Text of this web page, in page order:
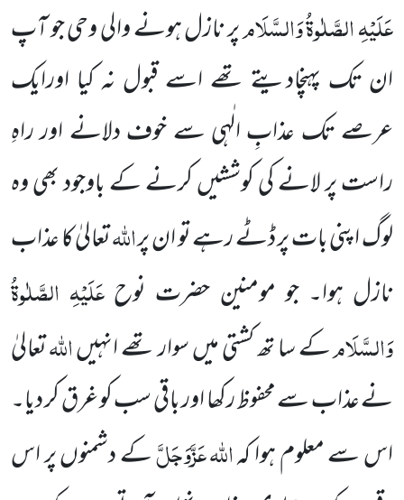
عَلَیْہِ الصَّلٰوۃُ وَالسَّلَامپر نازل ہونے والی وحی جو آپ
ان تک پہنچادیتے تھے اسے قبول نہ کیا اورایک
عرصے تک عذابِ الٰہی سے خوف دلانے اور راہِ
راست پر لانے کی کوششیں کرنے کے باوجود بھی وہ
لوگ اپنی بات پر ڈٹے رہے تو ان پراللہتعالیٰ کا عذاب
نازل ہوا۔ جو مومنین حضرت نوح عَلَیْہِ الصَّلٰوۃُ
وَالسَّلَامکے سا تھ کشتی میں سوار تھے انہیںاللہتعالیٰ
نے عذاب سے محفوظ رکھا اور باقی سب کو غرق کر دیا۔
اس سے معلوم ہوا کہاللہعَزَّوَجَلَّکے دشمنوں پر اس